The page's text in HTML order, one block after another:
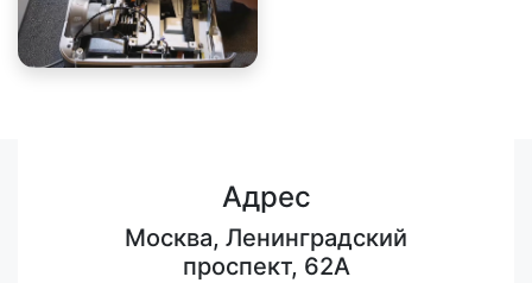
Адрес
Москва, Ленинградский
проспект, 62А